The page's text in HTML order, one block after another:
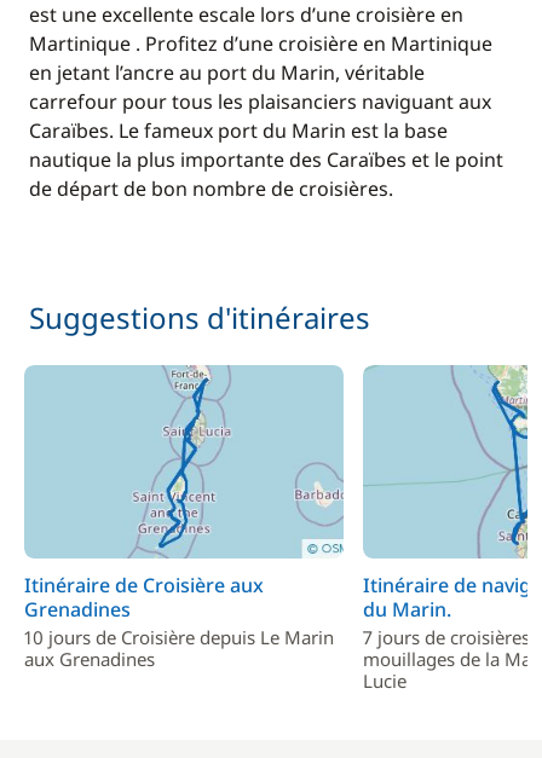
est une excellente escale lors d’une croisière en
Martinique . Profitez d’une croisière en Martinique
en jetant l’ancre au port du Marin, véritable
carrefour pour tous les plaisanciers naviguant aux
Caraïbes. Le fameux port du Marin est la base
nautique la plus importante des Caraïbes et le point
de départ de bon nombre de croisières.
Suggestions d'itinéraires
Itinéraire de Croisière aux
Grenadines
10 jours de Croisière depuis Le Marin
aux Grenadines
Itinéraire de
du Marin.
7 jours de croisières
mouillages de la
Lucie